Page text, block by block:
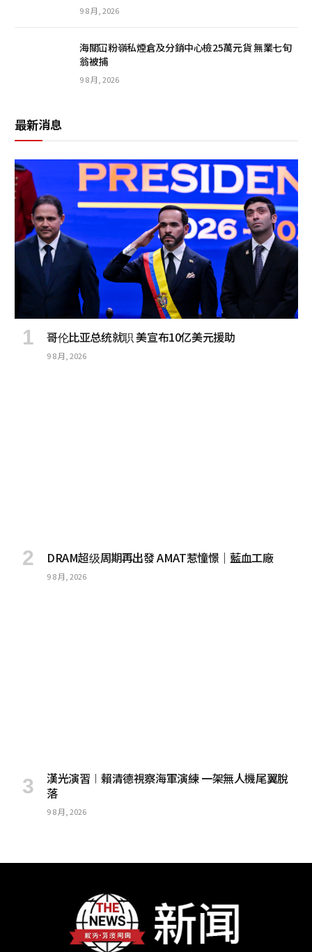
9 8 月, 2026
海關冚粉嶺私煙倉及分銷中心檢25萬元貨 無業七旬
翁被捕
9 8 月, 2026
最新消息
哥伦比亚总统就职 美宣布10亿美元援助
9 8 月, 2026
DRAM超级周期再出發 AMAT惹憧憬｜藍血工廠
9 8 月, 2026
漢光演習︱賴清德視察海軍演練 一架無人機尾翼脫
落
9 8 月, 2026